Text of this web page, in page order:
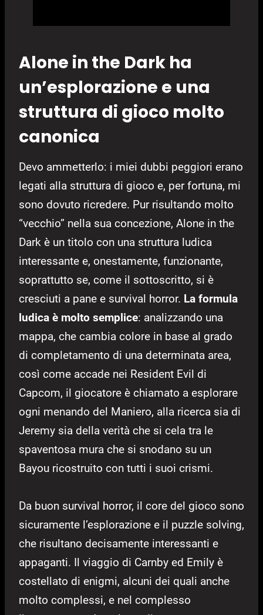
Alone in the Dark ha
un’esplorazione e una
struttura di gioco molto
canonica
Devo ammetterlo: i miei dubbi peggiori erano
legati alla struttura di gioco e, per fortuna, mi
sono dovuto ricredere. Pur risultando molto
“vecchio” nella sua concezione, Alone in the
Dark è un titolo con una struttura ludica
interessante e, onestamente, funzionante,
soprattutto se, come il sottoscritto, si è
cresciuti a pane e survival horror. La formula
ludica è molto semplice: analizzando una
mappa, che cambia colore in base al grado
di completamento di una determinata area,
così come accade nei Resident Evil di
Capcom, il giocatore è chiamato a esplorare
ogni menando del Maniero, alla ricerca sia di
Jeremy sia della verità che si cela tra le
spaventosa mura che si snodano su un
Bayou ricostruito con tutti i suoi crismi.
Da buon survival horror, il core del gioco sono
sicuramente l’esplorazione e il puzzle solving,
che risultano decisamente interessanti e
appaganti. Il viaggio di Carnby ed Emily è
costellato di enigmi, alcuni dei quali anche
molto complessi, e nel complesso